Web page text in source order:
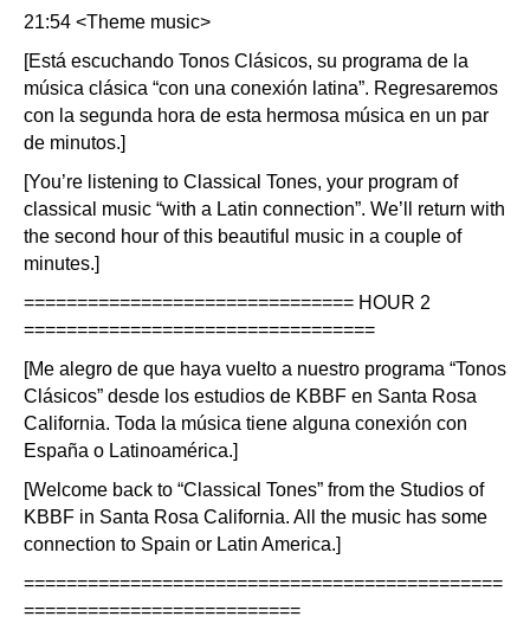
21:54 <Theme music>
[Está escuchando Tonos Clásicos, su programa de la
música clásica “con una conexión latina”. Regresaremos
con la segunda hora de esta hermosa música en un par
de minutos.]
[You’re listening to Classical Tones, your program of
classical music “with a Latin connection”. We’ll return with
the second hour of this beautiful music in a couple of
minutes.]
=============================== HOUR 2
=================================
[Me alegro de que haya vuelto a nuestro programa “Tonos
Clásicos” desde los estudios de KBBF en Santa Rosa
California. Toda la música tiene alguna conexión con
España o Latinoamérica.]
[Welcome back to “Classical Tones” from the Studios of
KBBF in Santa Rosa California. All the music has some
connection to Spain or Latin America.]
=============================================
==========================